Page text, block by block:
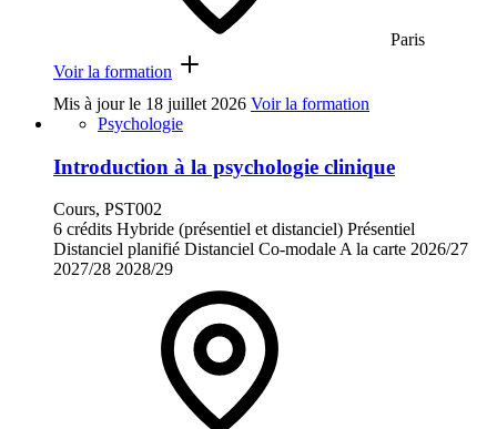
Paris
Voir la formation
Mis à jour le 18 juillet 2026 Voir la formation
Psychologie
Introduction à la psychologie clinique
Cours, PST002
6 crédits Hybride (présentiel et distanciel) Présentiel
Distanciel planifié Distanciel Co-modaleA la carte 2026/27
2027/28 2028/29